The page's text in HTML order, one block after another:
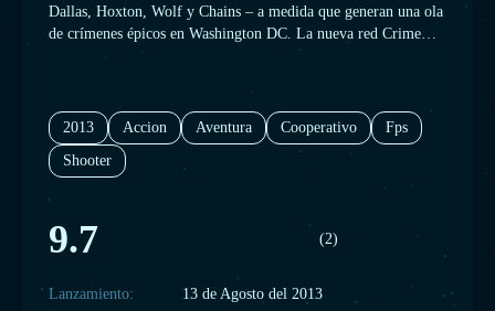
Dallas, Hoxton, Wolf y Chains – a medida que generan una ola
de crímenes épicos en Washington DC. La nueva red CrimeNet
ofrece una amplia gama de contratos dinámicos y los jugadores
cibernético o vaciar las cámaras de grandes entidades bancarias.
2013 Accion Aventura Cooperativo
Fps
Shooter
9.7 (2)
Lanzamiento:
13 de Agosto del 2013